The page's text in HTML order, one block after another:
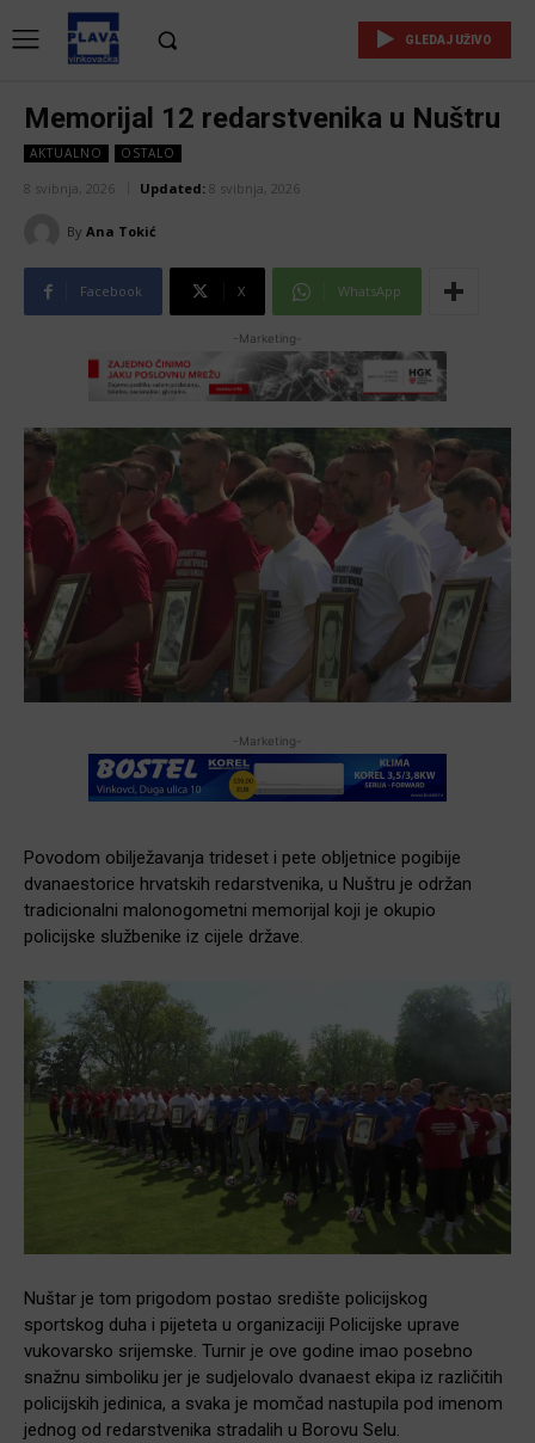
GLEDAJ UŽIVO
Memorijal 12 redarstvenika u Nuštru
AKTUALNO OSTALO
8 svibnja, 2026 Updated: 8 svibnja, 2026
By Ana Tokić
Facebook X WhatsApp
-Marketing-
-Marketing-
Povodom obilježavanja trideset i pete obljetnice pogibije
dvanaestorice hrvatskih redarstvenika, u Nuštru je održan
tradicionalni malonogometni memorijal koji je okupio
policijske službenike iz cijele države.
Nuštar je tom prigodom postao središte policijskog
sportskog duha i pijeteta u organizaciji Policijske uprave
vukovarsko srijemske. Turnir je ove godine imao posebno
snažnu simboliku jer je sudjelovalo dvanaest ekipa iz različitih
policijskih jedinica, a svaka je momčad nastupila pod imenom
jednog od redarstvenika stradalih u Borovu Selu.